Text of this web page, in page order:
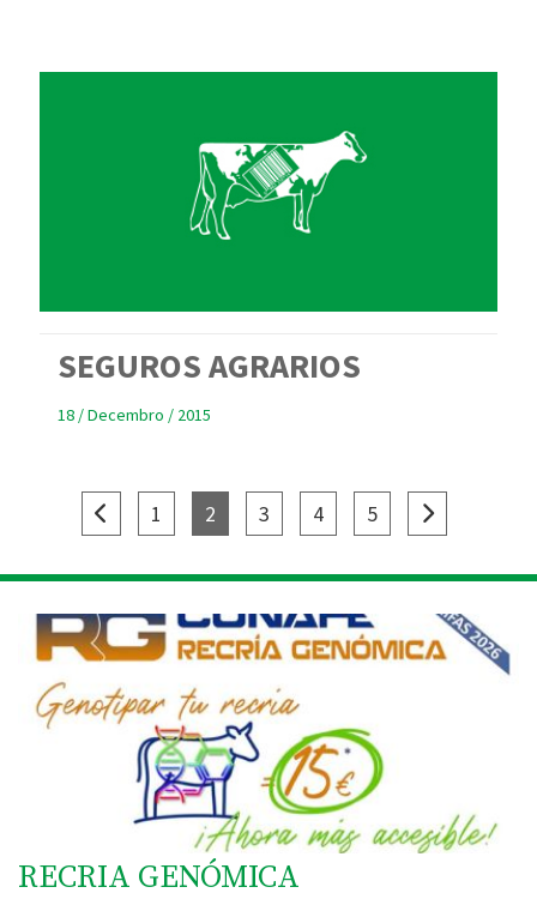
SEGUROS AGRARIOS
18 / Decembro / 2015
1 (current)
2 (current)
3 (current)
4(current)
5(current)
RECRIA GENÓMICA